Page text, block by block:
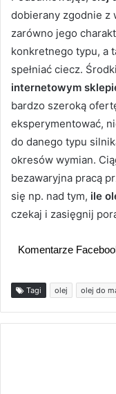
dobierany zgodnie z
zarówno jego
konkretnego typu, a
spełniać ciecz.
internetowym
bardzo szeroką
eksperymentować,
do danego typu
okresów wymian.
bezawaryjna pracą
się np. nad tym, ile
czekaj i zasięgnij
Komentarze
Tagi olej olej do